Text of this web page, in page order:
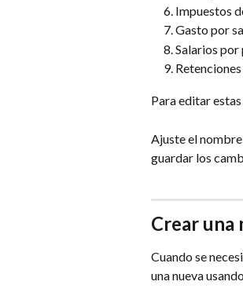
Impuestos
Gasto por
Salarios por
Para editar
Ajuste el
guardar los
Crear una
Cuando se
una nueva